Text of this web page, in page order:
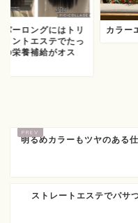
パーロングにはトリ
メントエステでたっ
の栄養補給がオス
カラー
明るめカラーもツヤのある
ストレートエステでパサ